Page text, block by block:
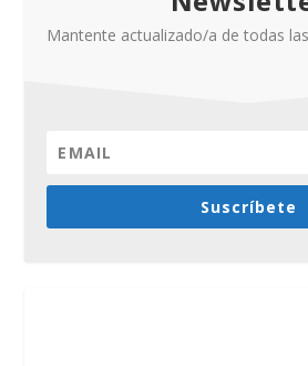
Mantente actualizado/a de todas
Suscríbete